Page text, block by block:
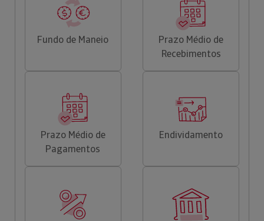
Fundo de Maneio
Prazo Médio de
Recebimentos
Prazo Médio de
Pagamentos
Endividamento